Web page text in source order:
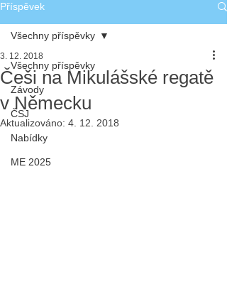
Příspěvek
Všechny příspěvky
Závody
ČSJ
Nabídky
ME 2025
Všechny příspěvky
Češi na Mikulášské regatě
v Německu
3. 12. 2018
Aktualizováno: 4. 12. 2018